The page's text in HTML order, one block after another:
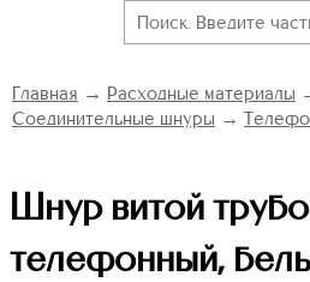
Главная → Расходные материалы
Соединительные шнуры →
Шнур витой
телефонный,